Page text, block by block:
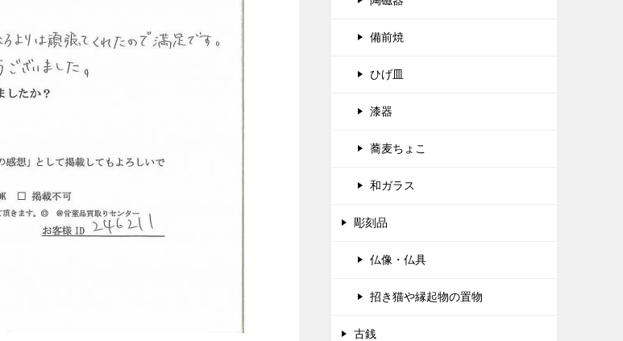
備前焼
ひげ皿
漆器
蕎麦ちょこ
和ガラス
彫刻品
仏像・仏具
招き猫や縁起物の置物
古銭